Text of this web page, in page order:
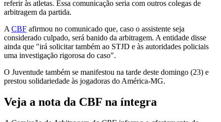
referir às atletas. Essa comunicação seria com outros colegas de
arbitragem da partida.
A CBF afirmou no comunicado que, caso o assistente seja
considerado culpado, será banido da arbitragem. A entidade disse
ainda que "irá solicitar também ao STJD e às autoridades policiais
uma investigação rigorosa do caso".
O Juventude também se manifestou na tarde deste domingo (23) e
prestou solidariedade às jogadoras do América-MG.
Veja a nota da CBF na íntegra